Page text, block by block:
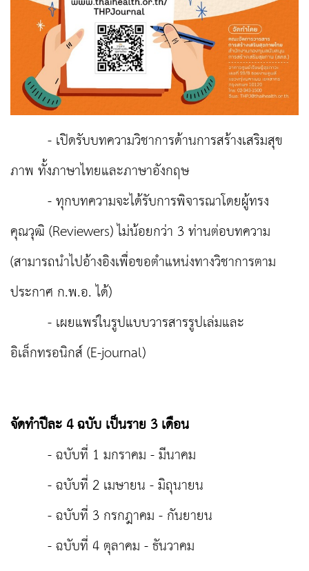
- เปิดรับบทความวิชาการด้านการสร้างเสริมสุข
ภาพ ทั้งภาษาไทยและภาษาอังกฤษ
- ทุกบทความจะได้รับการพิจารณาโดยผู้ทรง
คุณวุฒิ (Reviewers) ไม่น้อยกว่า 3 ท่านต่อบทความ
(สามารถนำไปอ้างอิงเพื่อขอตำแหน่งทางวิชาการตาม
ประกาศ ก.พ.อ. ได้)
- เผยแพร่ในรูปแบบวารสารรูปเล่มและ
อิเล็กทรอนิกส์ (E-journal)
จัดทำปีละ 4 ฉบับ เป็นราย 3 เดือน
- ฉบับที่ 1 มกราคม - มีนาคม
- ฉบับที่ 2 เมษายน - มิถุนายน
- ฉบับที่ 3 กรกฎาคม - กันยายน
- ฉบับที่ 4 ตุลาคม - ธันวาคม